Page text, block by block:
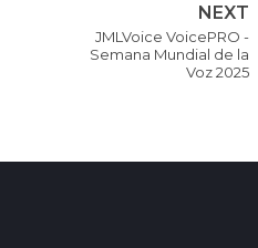
NEXT
JMLVoice VoicePRO -
Semana Mundial de la
Voz 2025